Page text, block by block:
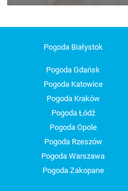
Pogoda Białystok
Pogoda Gdańsk
Pogoda Katowice
Pogoda Kraków
Pogoda Łódź
Pogoda Opole
Pogoda Rzeszów
Pogoda Warszawa
Pogoda Zakopane